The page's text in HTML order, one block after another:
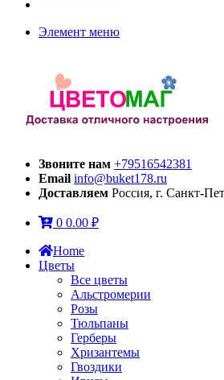
Элемент меню
Звоните нам +79516542381
Email info@buket178.ru
Доставляем Россия, г. Санкт-
0 0.00 ₽
Home
Цветы
Все цветы
Альстромерии
Розы
Тюльпаны
Герберы
Хризантемы
Гвоздики